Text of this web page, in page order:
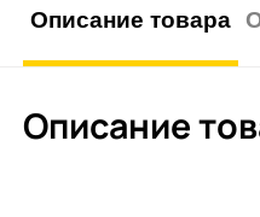
Описание товара
Описание